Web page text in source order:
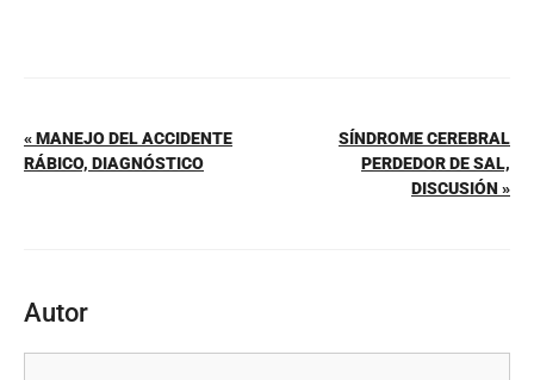
« MANEJO DEL ACCIDENTE
RÁBICO, DIAGNÓSTICO
SÍNDROME CEREBRAL
PERDEDOR DE SAL,
DISCUSIÓN »
Autor